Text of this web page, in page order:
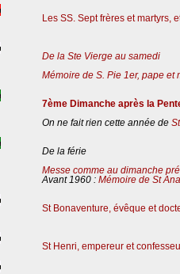
Les SS. Sept frères et martyrs,
De la Ste Vierge au samedi
Mémoire de S. Pie 1er, pape et
7ème Dimanche après la
On ne fait rien cette année de
De la férie
Messe comme au dimanche
Avant 1960 : Mémoire de St
St Bonaventure, évêque et
St Henri, empereur et